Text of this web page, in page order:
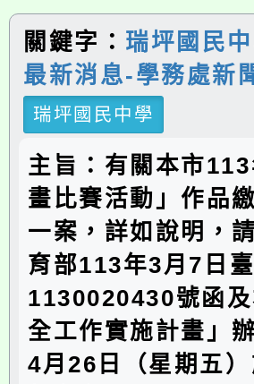
關鍵字： 瑞坪國民
最新消息-學務處新
瑞坪國民中學
主旨：有關本市
畫比賽活動」作品
一案，詳如說明，
育部113年3月7日
1130020430號函
全工作實施計畫」
4月26日（星期五